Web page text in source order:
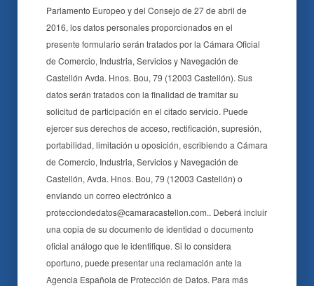
Parlamento Europeo y del Consejo de 27 de abril de
2016, los datos personales proporcionados en el
presente formulario serán tratados por la Cámara Oficial
de Comercio, Industria, Servicios y Navegación de
Castellón Avda. Hnos. Bou, 79 (12003 Castellón). Sus
datos serán tratados con la finalidad de tramitar su
solicitud de participación en el citado servicio. Puede
ejercer sus derechos de acceso, rectificación, supresión,
portabilidad, limitación u oposición, escribiendo a Cámara
de Comercio, Industria, Servicios y Navegación de
Castellón, Avda. Hnos. Bou, 79 (12003 Castellón) o
enviando un correo electrónico a
protecciondedatos@camaracastellon.com.. Deberá incluir
una copia de su documento de identidad o documento
oficial análogo que le identifique. Si lo considera
oportuno, puede presentar una reclamación ante la
Agencia Española de Protección de Datos. Para más